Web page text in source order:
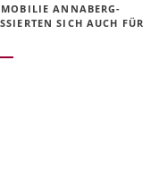
ANNABERG-
SICH AUCH FÜR